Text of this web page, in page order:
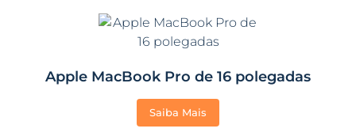
Apple MacBook Pro de 16 polegadas
Saiba Mais